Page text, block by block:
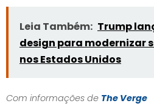
Leia Também: Trump
design para modernizar
nos Estados Unidos
Com informações de The Verge